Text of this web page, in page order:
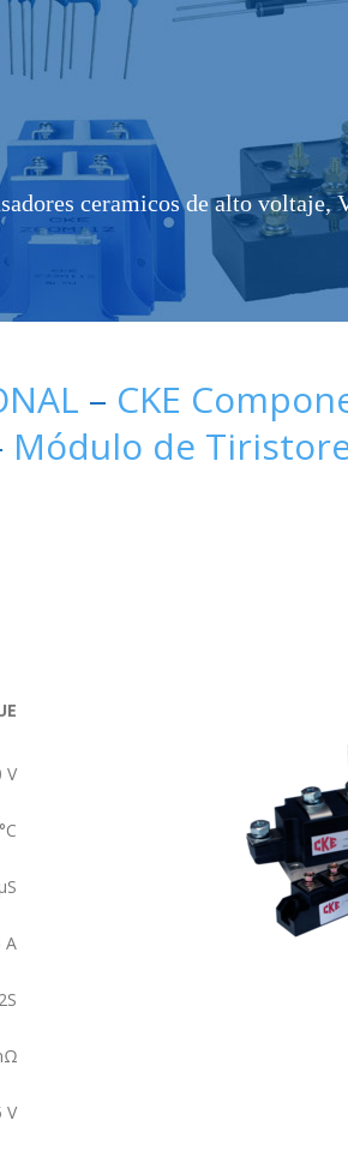
ceramicos de alto voltaje,
– CKE
Módulo de
V
°C
A
V